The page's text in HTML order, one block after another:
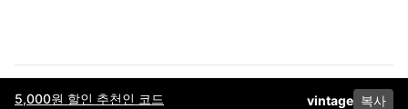
5,000원 할인 추천인 코드 vintage 복사